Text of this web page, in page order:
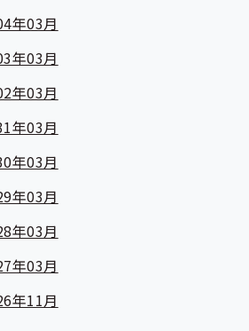
年03月
年03月
年03月
年03月
年03月
年03月
年03月
年03月
年11月